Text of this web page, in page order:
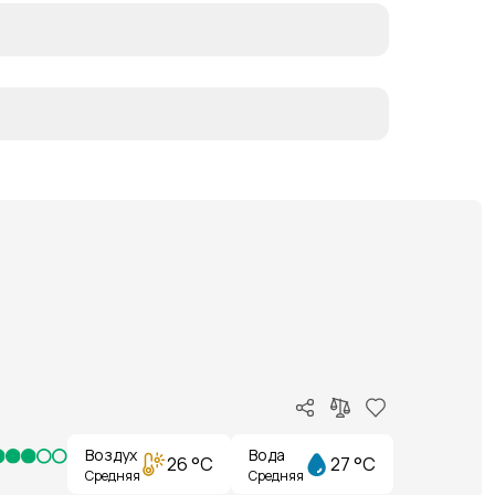
Воздух
Средняя 26 °C Вода
Средняя 27 °C